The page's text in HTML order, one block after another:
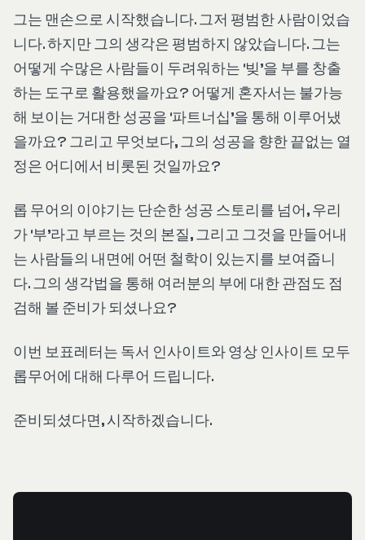
그는 맨손으로 시작했습니다. 그저 평범한 사람이었습
니다. 하지만 그의 생각은 평범하지 않았습니다. 그는
어떻게 수많은 사람들이 두려워하는 ‘빚’을 부를 창출
하는 도구로 활용했을까요? 어떻게 혼자서는 불가능
해 보이는 거대한 성공을 ‘파트너십’을 통해 이루어냈
을까요? 그리고 무엇보다, 그의 성공을 향한 끝없는 열
정은 어디에서 비롯된 것일까요?
롭 무어의 이야기는 단순한 성공 스토리를 넘어, 우리
가 ‘부’라고 부르는 것의 본질, 그리고 그것을 만들어내
는 사람들의 내면에 어떤 철학이 있는지를 보여줍니
다. 그의 생각법을 통해 여러분의 부에 대한 관점도 점
검해 볼 준비가 되셨나요?
이번 보표레터는 독서 인사이트와 영상 인사이트 모두
롭무어에 대해 다루어 드립니다.
준비되셨다면, 시작하겠습니다.